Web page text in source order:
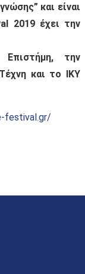
και είναι
2019 έχει την
την
και το ΙΚΥ
festival.gr/